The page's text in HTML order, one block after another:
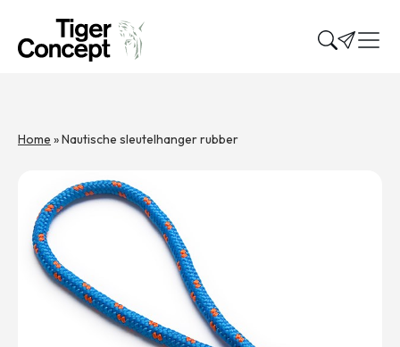
Home »Nautische sleutelhanger rubber